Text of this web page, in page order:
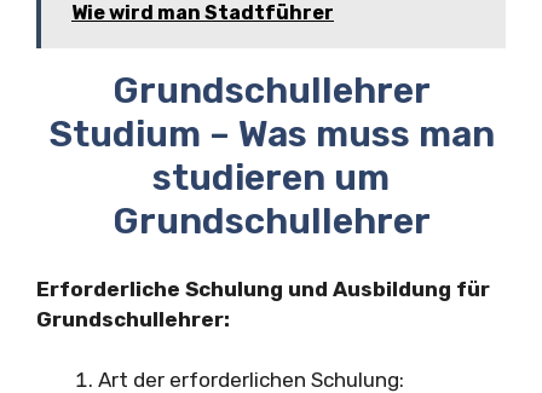
Wie wird man Stadtführer
Grundschullehrer
Studium – Was muss man
studieren um
Grundschullehrer
Erforderliche Schulung und Ausbildung für
Grundschullehrer:
Art der erforderlichen Schulung: